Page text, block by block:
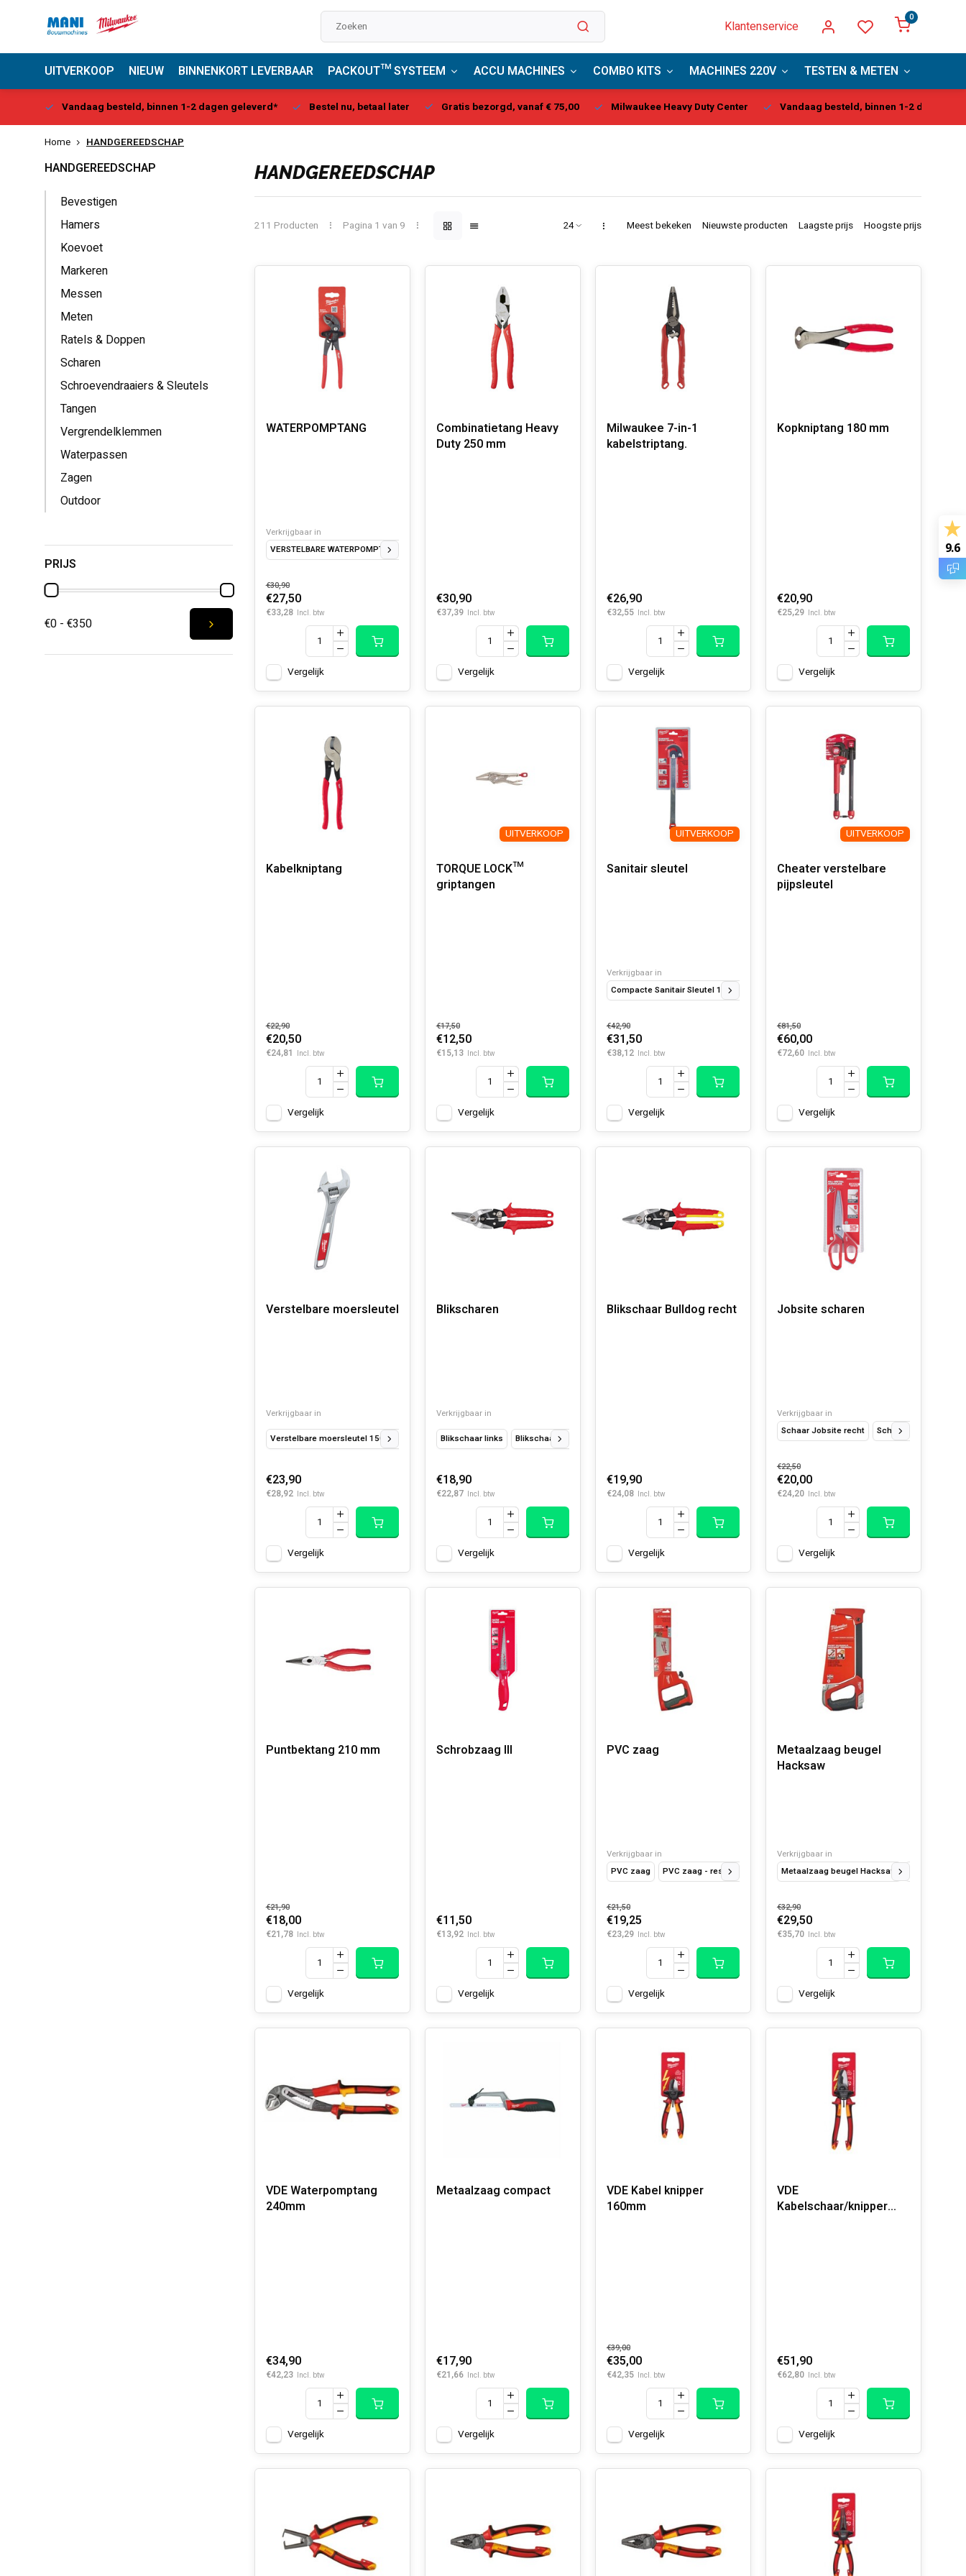
Klantenservice
0
UITVERKOOP NIEUW BINNENKORT LEVERBAAR PACKOUT™ SYSTEEM ACCU MACHINES COMBO KITS MACHINES 220V TESTEN & METEN
Vandaag besteld, binnen 1-2 dagen geleverd* Bestel nu, betaal later Gratis bezorgd, vanaf € 75,00 Milwaukee Heavy Duty Center Vandaag besteld, binnen 1-2 dagen
Home HANDGEREEDSCHAP
HANDGEREEDSCHAP
Bevestigen
Hamers
Koevoet
Markeren
Messen
Meten
Ratels & Doppen
Scharen
Schroevendraaiers & Sleutels
Tangen
Vergrendelklemmen
Waterpassen
Zagen
Outdoor
PRIJS
€0 - €350
HANDGEREEDSCHAP
211 Producten Pagina 1 van 9 Meest bekeken Nieuwste producten Laagste prijs Hoogste prijs
WATERPOMPTANG
Verkrijgbaar in
VERSTELBARE WATERPOMPTANG 250MM
€30,90
€27,50
€33,28 Incl. btw
Vergelijk
Combinatietang Heavy
Duty 250 mm
€30,90
€37,39 Incl. btw
Vergelijk
Milwaukee 7-in-1
kabelstriptang.
€26,90
€32,55 Incl. btw
Vergelijk
Kopkniptang 180 mm
€20,90
€25,29 Incl. btw
Vergelijk
Kabelkniptang
€22,90
€20,50
€24,81 Incl. btw
Vergelijk
UITVERKOOP
TORQUE LOCK™
griptangen
€17,50
€12,50
€15,13 Incl. btw
Vergelijk
UITVERKOOP
Sanitair sleutel
Verkrijgbaar in
Compacte Sanitair Sleutel 10-32mm
€42,90
€31,50
€38,12 Incl. btw
Vergelijk
UITVERKOOP
Cheater verstelbare
pijpsleutel
€81,50
€60,00
€72,60 Incl. btw
Vergelijk
Verstelbare moersleutel
Verkrijgbaar in
Verstelbare moersleutel 150 mm Verstelbare moersleutel 200 mm Verstelbare moersleutel 200 mm Wide Verstelbare moersleutel 250 mm Verstelbare
€23,90
€28,92 Incl. btw
Vergelijk
Blikscharen
Verkrijgbaar in
Blikschaar links Blikschaar recht
€18,90
€22,87 Incl. btw
Vergelijk
Blikschaar Bulldog recht
€19,90
€24,08 Incl. btw
Vergelijk
Jobsite scharen
Verkrijgbaar in
Schaar Jobsite recht
Schaar jobsite Offset
€22,50
€20,00
€24,20 Incl. btw
Vergelijk
Puntbektang 210 mm
€21,90
€18,00
€21,78 Incl. btw
Vergelijk
Schrobzaag III
€11,50
€13,92 Incl. btw
Vergelijk
PVC zaag
Verkrijgbaar in
PVC zaag
PVC zaag - reservezaagblad
€21,50
€19,25
€23,29 Incl. btw
Vergelijk
Metaalzaag beugel
Hacksaw
Verkrijgbaar in
Metaalzaag beugel Hacksaw
€32,90
€29,50
€35,70 Incl. btw
Vergelijk
VDE Waterpomptang
240mm
€34,90
€42,23 Incl. btw
Vergelijk
Metaalzaag compact
€17,90
€21,66 Incl. btw
Vergelijk
VDE Kabel knipper
160mm
€39,00
€35,00
€42,35 Incl. btw
Vergelijk
VDE
Kabelschaar/knipper
€51,90
€62,80 Incl. btw
Vergelijk
9.6